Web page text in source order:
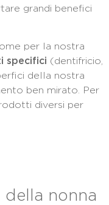
grandi benefici
per la nostra
specifici (dentifricio,
della nostra
ben mirato. Per
diversi per
nonna